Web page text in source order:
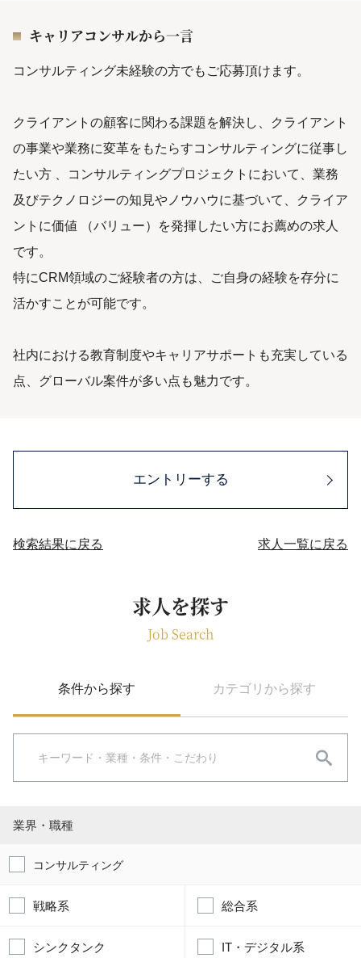
キャリアコンサルから一言
コンサルティング未経験の方でもご応募頂けます。
クライアントの顧客に関わる課題を解決し、クライアント
の事業や業務に変革をもたらすコンサルティングに従事し
たい方 、コンサルティングプロジェクトにおいて、業務
及びテクノロジーの知見やノウハウに基づいて、クライア
ントに価値 （バリュー）を発揮したい方にお薦めの求人
です。
特にCRM領域のご経験者の方は、ご自身の経験を存分に
活かすことが可能です。
社内における教育制度やキャリアサポートも充実している
点、グローバル案件が多い点も魅力です。
エントリーする
検索結果に戻る 求人一覧に戻る
求人を探す
Job Search
条件から探す カテゴリから探す
業界・職種
コンサルティング
戦略系 総合系
シンクタンク IT・デジタル系